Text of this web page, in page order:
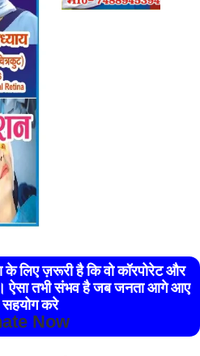
लिए ज़रूरी है कि वो कॉरपोरेट और
ऐसा तभी संभव है जब जनता आगे आए
करे
Now